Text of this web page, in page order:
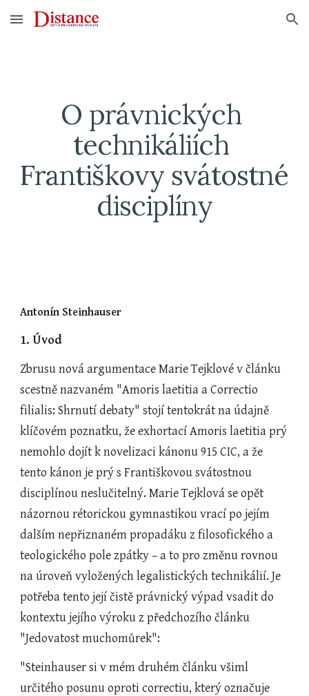
Skip to main content Skip to navigation
O právnických
technikáliích
Františkovy svátostné
disciplíny
Antonín Steinhauser
1. Úvod
Zbrusu nová argumentace Marie Tejklové v článku
scestně nazvaném "Amoris laetitia a Correctio
filialis: Shrnutí debaty" stojí tentokrát na údajně
klíčovém poznatku, že exhortací Amoris laetitia prý
nemohlo dojít k novelizaci kánonu 915 CIC, a že
tento kánon je prý s Františkovou svátostnou
disciplínou neslučitelný. Marie Tejklová se opět
názornou rétorickou gymnastikou vrací po jejím
dalším nepřiznaném propadáku z filosofického a
teologického pole zpátky – a to pro změnu rovnou
na úroveň vyložených legalistických technikálií. Je
potřeba tento její čistě právnický výpad vsadit do
kontextu jejího výroku z předchozího článku
"Jedovatost muchomůrek":
"Steinhauser si v mém druhém článku všiml
určitého posunu oproti correctiu, který označuje